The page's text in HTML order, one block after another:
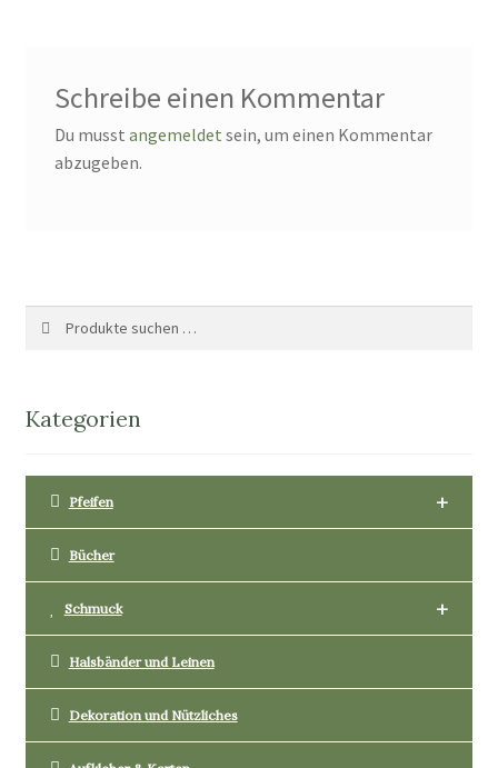
Schreibe einen Kommentar
Du musst angemeldet sein, um einen Kommentar
abzugeben.
Kategorien
+
Pfeifen
Bücher
+
Schmuck
Halsbänder und Leinen
Dekoration und Nützliches